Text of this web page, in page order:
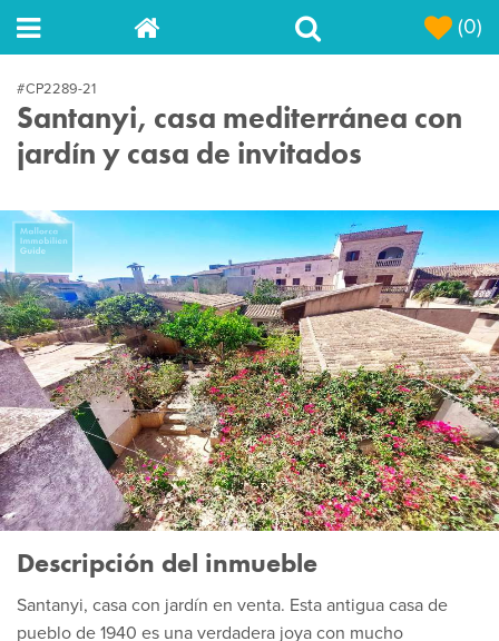
(0)
#CP2289-21
Santanyi, casa mediterránea con
jardín y casa de invitados
Next
Descripción del inmueble
Santanyi, casa con jardín en venta. Esta antigua casa de
pueblo de 1940 es una verdadera joya con mucho